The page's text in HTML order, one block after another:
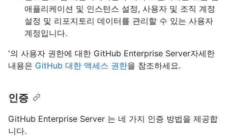
애플리케이션 및 인스턴스 설정, 사용자 및 조직 계정
설정 및 리포지토리 데이터를 관리할 수 있는 사용자
계정입니다.
'의 사용자 권한에 대한 GitHub Enterprise Server자세한
내용은 GitHub 대한 액세스 권한을 참조하세요.
인증
GitHub Enterprise Server 는 네 가지 인증 방법을 제공합
니다.